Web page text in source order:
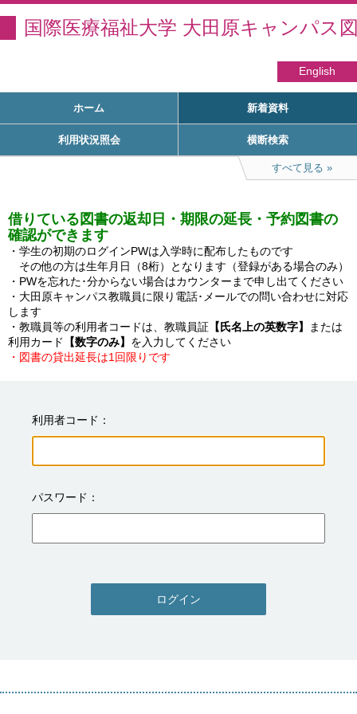
国際医療福祉大学 大田原キャンパス
English
ホーム 新着資料
利用状況照会 横断検索
すべて見る
借りている図書の返却日・期限の延長・予約図書の
確認ができます
・学生の初期のログインPWは入学時に配布したものです
その他の方は生年月日（8桁）となります（登録がある場合のみ）
・PWを忘れた･分からない場合はカウンターまで申し出てください
・大田原キャンパス教職員に限り電話･メールでの問い合わせに対応
します
・教職員等の利用者コードは、教職員証 【氏名上の英数字】
または
利用カード
【数字のみ】
・図書の貸出延長は1回限りです
利用者コード
パスワード
ログイン